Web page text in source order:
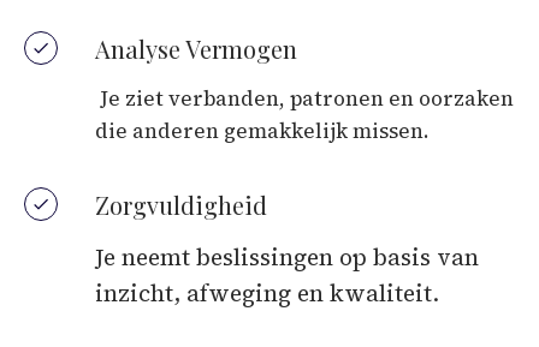
Analyse Vermogen
Je ziet verbanden, patronen en oorzaken
die anderen gemakkelijk missen.
Zorgvuldigheid
Je neemt beslissingen op basis van
inzicht, afweging en kwaliteit.